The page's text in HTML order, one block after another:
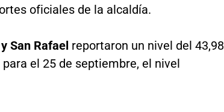
oficiales de la alcaldía.
San Rafael reportaron un nivel del 43,98
para el 25 de septiembre, el nivel